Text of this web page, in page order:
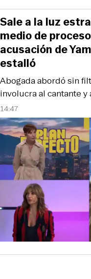
14:47
Abogada abordó sin
involucra al cantante y
Sale a la luz
medio de
acusación de
estalló